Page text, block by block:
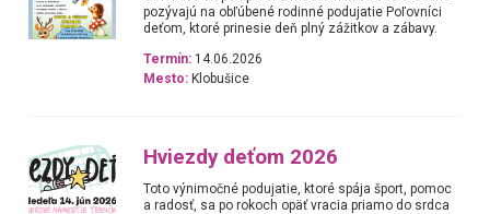
pozývajú na obľúbené rodinné podujatie Poľovníci
deťom, ktoré prinesie deň plný zážitkov a zábavy.
Termín: 14.06.2026
Mesto: Klobušice
Hviezdy deťom 2026
Toto výnimočné podujatie, ktoré spája šport, pomoc
a radosť, sa po rokoch opäť vracia priamo do srdca